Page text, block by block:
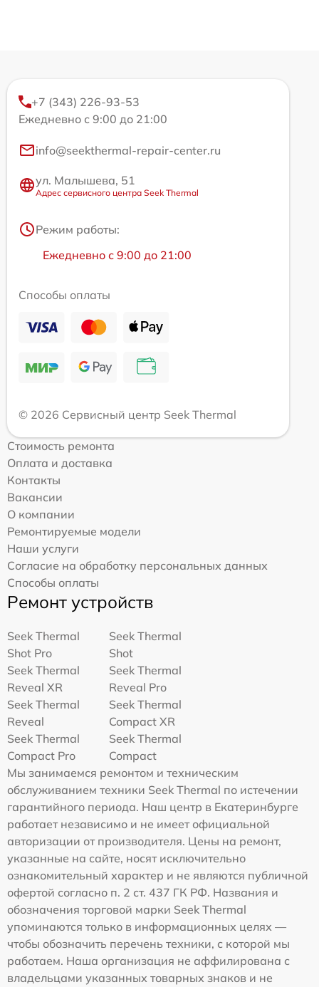
+7 (343) 226-93-53
Ежедневно с 9:00 до 21:00
info@seekthermal-repair-center.ru
ул. Малышева, 51
Адрес сервисного центра Seek Thermal
Режим работы:
Ежедневно с 9:00 до 21:00
Способы оплаты
© 2026 Сервисный центр Seek Thermal
Стоимость ремонта
Оплата и доставка
Контакты
Вакансии
О компании
Ремонтируемые модели
Наши услуги
Согласие на обработку персональных данных
Способы оплаты
Ремонт устройств
Seek Thermal
Shot Pro
Seek Thermal
Shot
Seek Thermal
Reveal XR
Seek Thermal
Reveal Pro
Seek Thermal
Reveal
Seek Thermal
Compact XR
Seek Thermal
Compact Pro
Seek Thermal
Compact
Мы занимаемся ремонтом и техническим
обслуживанием техники Seek Thermal по истечении
гарантийного периода. Наш центр в Екатеринбурге
работает независимо и не имеет официальной
авторизации от производителя. Цены на ремонт,
указанные на сайте, носят исключительно
ознакомительный характер и не являются публичной
офертой согласно п. 2 ст. 437 ГК РФ. Названия и
обозначения торговой марки Seek Thermal
упоминаются только в информационных целях —
чтобы обозначить перечень техники, с которой мы
работаем. Наша организация не аффилирована с
владельцами указанных товарных знаков и не